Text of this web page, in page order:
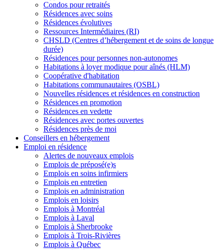
Condos pour retraités
Résidences avec soins
Résidences évolutives
Ressources Intermédiaires (RI)
CHSLD (Centres d’hébergement et de soins de longue
durée)
Résidences pour personnes non-autonomes
Habitations à loyer modique pour aînés (HLM)
Coopérative d'habitation
Habitations communautaires (OSBL)
Nouvelles résidences et résidences en construction
Résidences en promotion
Résidences en vedette
Résidences avec portes ouvertes
Résidences près de moi
Conseillers en hébergement
Emploi en résidence
Alertes de nouveaux emplois
Emplois de préposé(e)s
Emplois en soins infirmiers
Emplois en entretien
Emplois en administration
Emplois en loisirs
Emplois à Montréal
Emplois à Laval
Emplois à Sherbrooke
Emplois à Trois-Rivières
Emplois à Québec